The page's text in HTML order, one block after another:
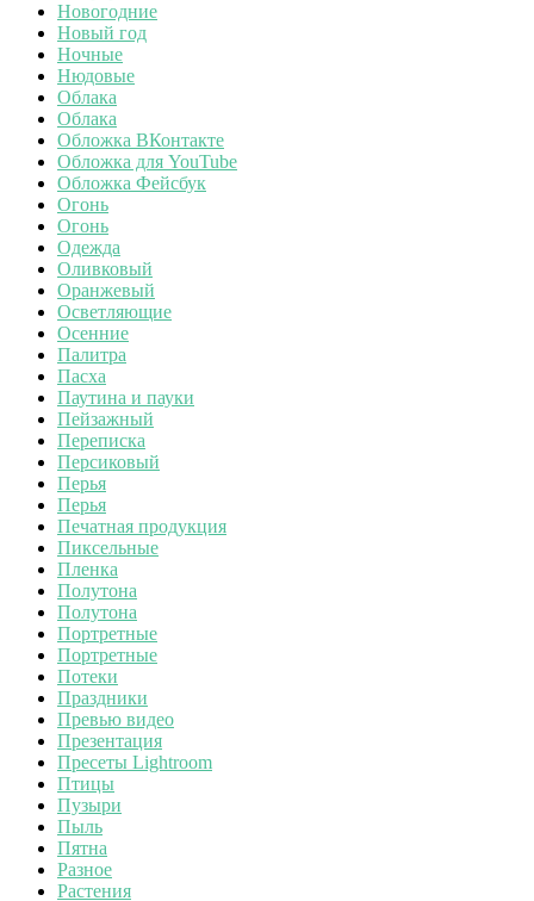
Новогодние
Новый год
Ночные
Нюдовые
Облака
Облака
Обложка ВКонтакте
Обложка для YouTube
Обложка Фейсбук
Огонь
Огонь
Одежда
Оливковый
Оранжевый
Осветляющие
Осенние
Палитра
Пасха
Паутина и пауки
Пейзажный
Переписка
Персиковый
Перья
Перья
Печатная продукция
Пиксельные
Пленка
Полутона
Полутона
Портретные
Портретные
Потеки
Праздники
Превью видео
Презентация
Пресеты Lightroom
Птицы
Пузыри
Пыль
Пятна
Разное
Растения